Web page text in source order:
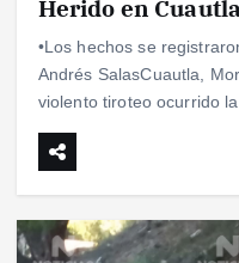
Herido en Cuautla
•Los hechos se
Andrés SalasCuautla,
violento tiroteo ocurrido